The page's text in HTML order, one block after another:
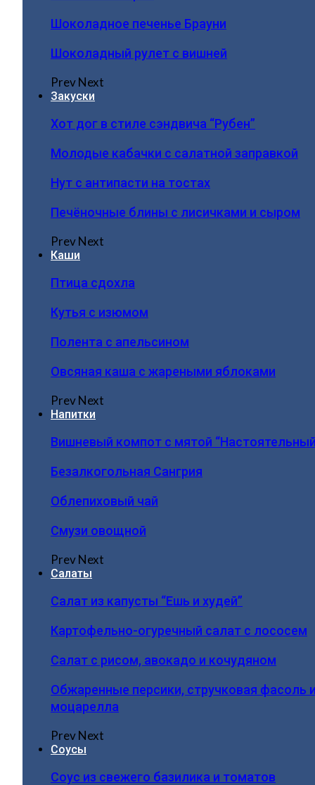
Шоколадное печенье Брауни
Шоколадный рулет с вишней
PrevNext
Закуски
Хот дог в стиле сэндвича “Рубен”
Молодые кабачки с салатной заправкой
Нут с антипасти на тостах
Печёночные блины с лисичками и сыром
PrevNext
Каши
Птица сдохла
Кутья с изюмом
Полента с апельсином
Овсяная каша с жареными яблоками
PrevNext
Напитки
Вишневый компот с мятой
Безалкогольная Сангрия
Облепиховый чай
Смузи овощной
PrevNext
Салаты
Салат из капусты “Ешь и худей”
Картофельно-огуречный салат с лососем
Салат с рисом, авокадо и кочудяном
Обжаренные персики, стручковая фасоль
моцарелла
PrevNext
Соусы
Соус из свежего базилика и томатов